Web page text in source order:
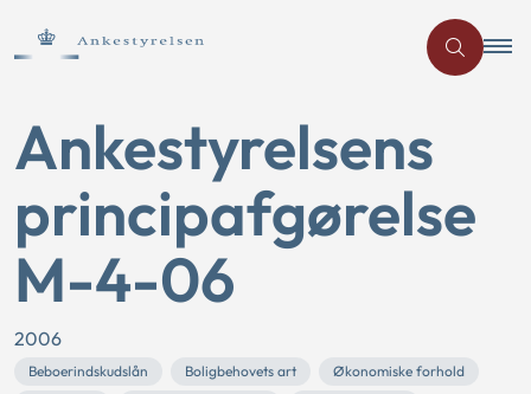
Ankestyrelsens
principafgørelse
M-4-06
2006
Beboerindskudslån Boligbehovets art
Økonomiske forhold